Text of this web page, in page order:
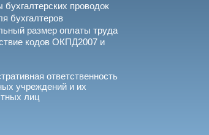
проводок
бухгалтеров
размер оплаты труда
кодов ОКПД2007 и
ответственность
учреждений и их
лиц